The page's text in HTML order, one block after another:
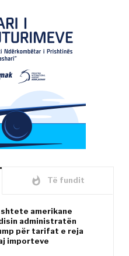
whatshot Të fundit
shtete amerikane
administratën
për tarifat e reja
importeve